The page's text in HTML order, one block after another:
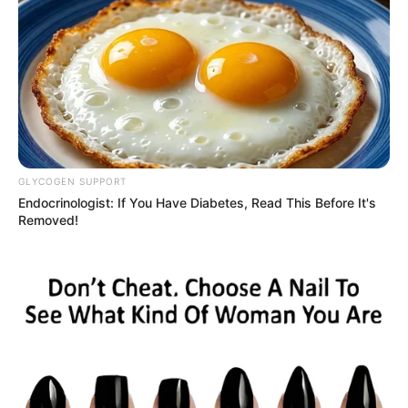
Μεταμορφώσεις το Σπίτι σου
Πρακτικός Οδηγός Συσκευασίας για
Καταστήματα Εστίασης και E-shops
Ακολουθήστε το evianews.com στοGoogle
News
GLYCOGEN SUPPORT
Endocrinologist: If You Have Diabetes, Read This Before It's
Removed!